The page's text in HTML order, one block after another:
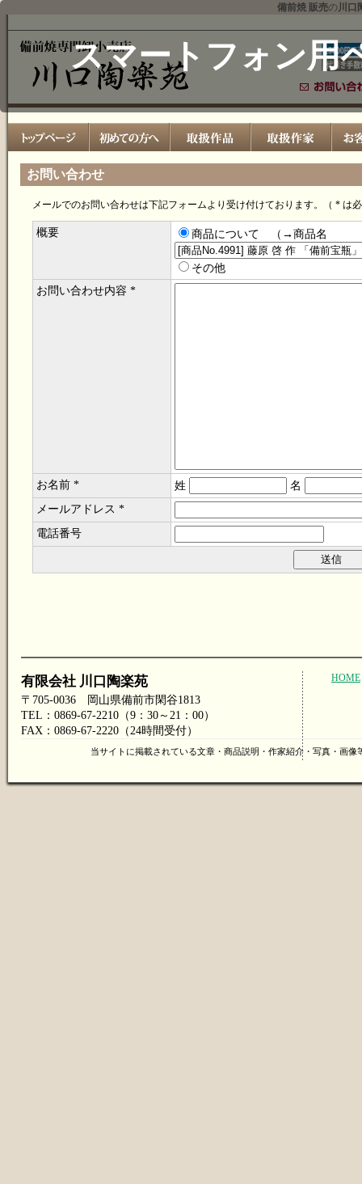
備前焼 販売の川口
スマートフォン用
お問い合わせ
メールでのお問い合わせは下記フォームより受け付けております。（ * は
概要 商品について （→商品名
その他
お問い合わせ内容 *
お名前 * 姓
名
メールアドレス *
電話番号
有限会社 川口陶楽苑
〒705-0036 岡山県備前市閑谷1813
TEL：0869-67-2210（9：30～21：00）
FAX：0869-67-2220（24時間受付）
HOME
当サイトに掲載されている文章・商品説明・作家紹介・写真・画